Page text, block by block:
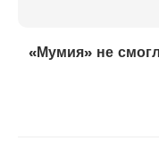
«Мумия» не